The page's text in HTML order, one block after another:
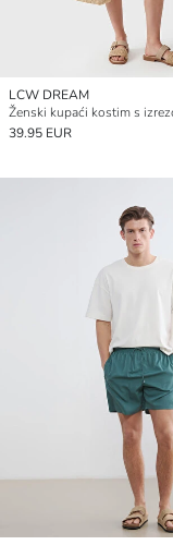
LCW DREAM
39.95 EUR